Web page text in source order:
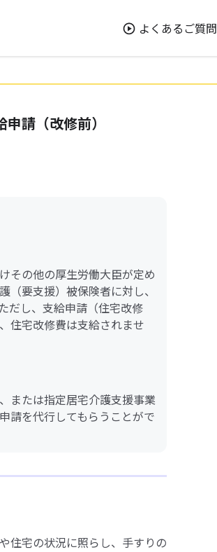
よくあるご質問
請（改修前）
その他の厚生労働大臣が定め
要支援）被保険者に対し、
だし、支給申請（住宅改修
住宅改修費は支給されませ
または指定居宅介護支援事業
請を代行してもらうことがで
住宅の状況に照らし、手すりの